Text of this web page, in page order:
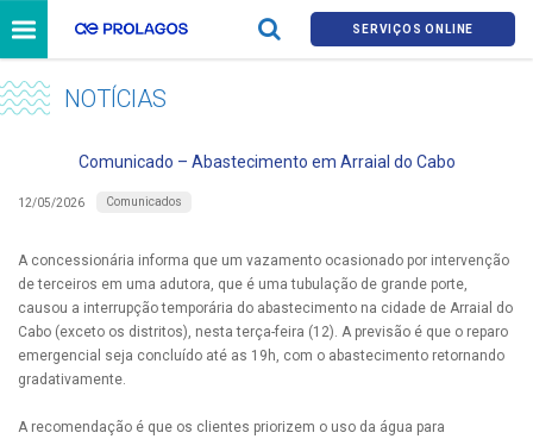
SERVIÇOS ONLINE
NOTÍCIAS
Comunicado – Abastecimento em Arraial do Cabo
12/05/2026 Comunicados
A concessionária informa que um vazamento ocasionado por intervenção
de terceiros em uma adutora, que é uma tubulação de grande porte,
causou a interrupção temporária do abastecimento na cidade de Arraial do
Cabo (exceto os distritos), nesta terça-feira (12). A previsão é que o reparo
emergencial seja concluído até as 19h, com o abastecimento retornando
gradativamente.
A recomendação é que os clientes priorizem o uso da água para